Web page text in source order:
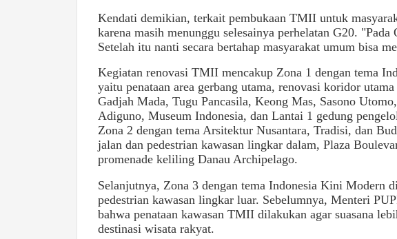
Kendati demikian, terkait pembukaan TMII untuk
karena masih menunggu selesainya perhelatan G20.
Setelah itu nanti secara bertahap masyarakat umum bisa
Kegiatan renovasi TMII mencakup Zona 1 dengan tema
yaitu penataan area gerbang utama, renovasi koridor
Gadjah Mada, Tugu Pancasila, Keong Mas, Sasono
Adiguno, Museum Indonesia, dan Lantai 1 gedung
Zona 2 dengan tema Arsitektur Nusantara, Tradisi, dan
jalan dan pedestrian kawasan lingkar dalam, Plaza
promenade keliling Danau Archipelago.
Selanjutnya, Zona 3 dengan tema Indonesia Kini Modern
pedestrian kawasan lingkar luar. Sebelumnya, Menteri
bahwa penataan kawasan TMII dilakukan agar suasana
destinasi wisata rakyat.